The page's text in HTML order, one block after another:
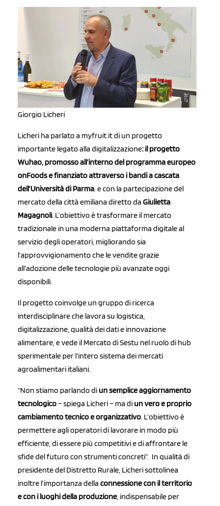
Giorgio Licheri
Licheri ha parlato a myfruit.it di un progetto
importante legato alla digitalizzazione: il progetto
Wuhao, promosso all’interno del programma europeo
onFoods e finanziato attraverso i bandi a cascata
dell’Università di Parma. e con la partecipazione del
mercato della città emiliana diretto da Giulietta
Magagnoli. L’obiettivo è trasformare il mercato
tradizionale in una moderna piattaforma digitale al
servizio degli operatori, migliorando sia
l’approvvigionamento che le vendite grazie
all’adozione delle tecnologie più avanzate oggi
disponibili.
Il progetto coinvolge un gruppo di ricerca
interdisciplinare che lavora su logistica,
digitalizzazione, qualità dei dati e innovazione
alimentare, e vede il Mercato di Sestu nel ruolo di hub
sperimentale per l’intero sistema dei mercati
agroalimentari italiani.
“Non stiamo parlando di un semplice aggiornamento
tecnologico– spiega Licheri – ma di un vero e proprio
cambiamento tecnico e organizzativo. L’obiettivo è
permettere agli operatori di lavorare in modo più
efficiente, di essere più competitivi e di affrontare le
sfide del futuro con strumenti concreti”. In qualità di
presidente del Distretto Rurale, Licheri sottolinea
inoltre l’importanza della connessione con il territorio
e con i luoghi della produzione , indispensabile per